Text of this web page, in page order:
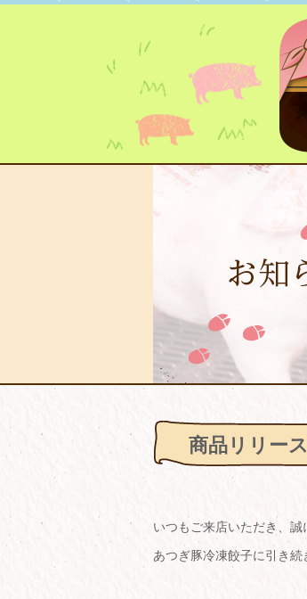
商品リリー
いつもご来店いただき、誠
あつぎ豚冷凍餃子に引き